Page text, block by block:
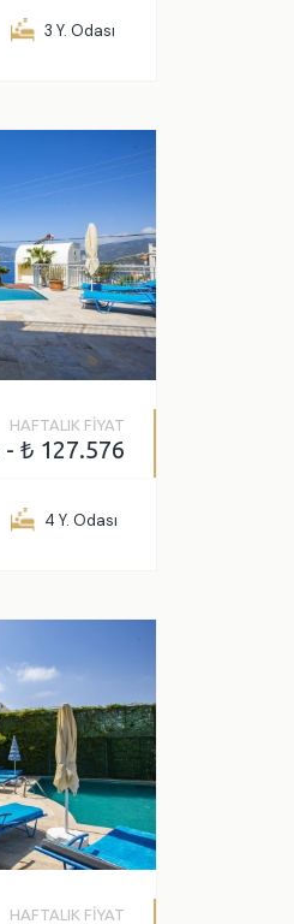
3 Y. Odası
HAFTALIK FİYAT
- ₺ 127.576
4 Y. Odası
HAFTALIK FİYAT